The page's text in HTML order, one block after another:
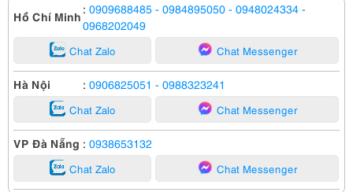
Hồ Chí Minh : 0909688485 - 0984895050 - 0948024334 -
0968202049
Chat Zalo Chat Messenger
Hà Nội : 0906825051 - 0988323241
Chat Zalo Chat Messenger
VP Đà Nẵng : 0938653132
Chat Zalo Chat Messenger